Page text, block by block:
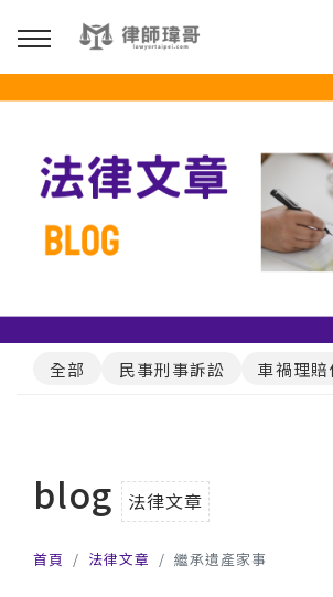
回主選單
免費影音資源
Youtube
全部 民事刑事訴訟 車禍理賠
blog 法律文章
首頁 法律文章 繼承遺產家事